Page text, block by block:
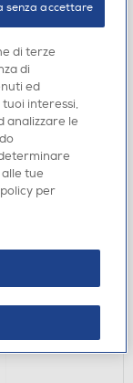
di terze
di
ed
interessi,
analizzare le
tue
per
senza accettare